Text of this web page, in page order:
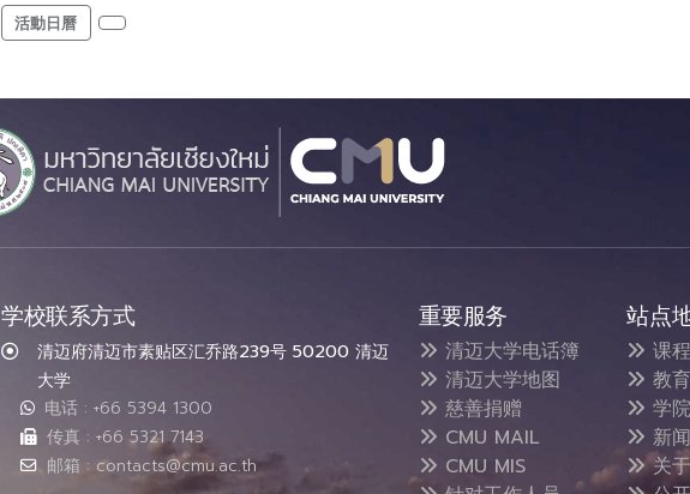
活動日曆
学校联系方式
清迈府清迈市素贴区汇乔路239号 50200 清迈
大学
电话 : +66 5394 1300
传真 : +66 5321 7143
邮箱 : contacts@cmu.ac.th
重要服务
清迈大学电话簿
清迈大学地图
慈善捐赠
CMU MAIL
CMU MIS
站点
课程
教育
学
新
关